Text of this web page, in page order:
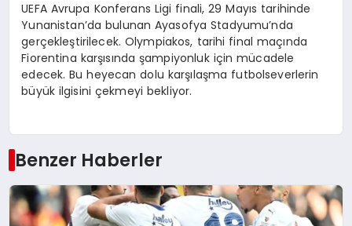
UEFA Avrupa Konferans Ligi finali, 29 Mayıs tarihinde
Yunanistan’da bulunan Ayasofya Stadyumu’nda
gerçekleştirilecek. Olympiakos, tarihi final maçında
Fiorentina karşısında şampiyonluk için mücadele
edecek. Bu heyecan dolu karşılaşma futbolseverlerin
büyük ilgisini çekmeyi bekliyor.
Benzer Haberler